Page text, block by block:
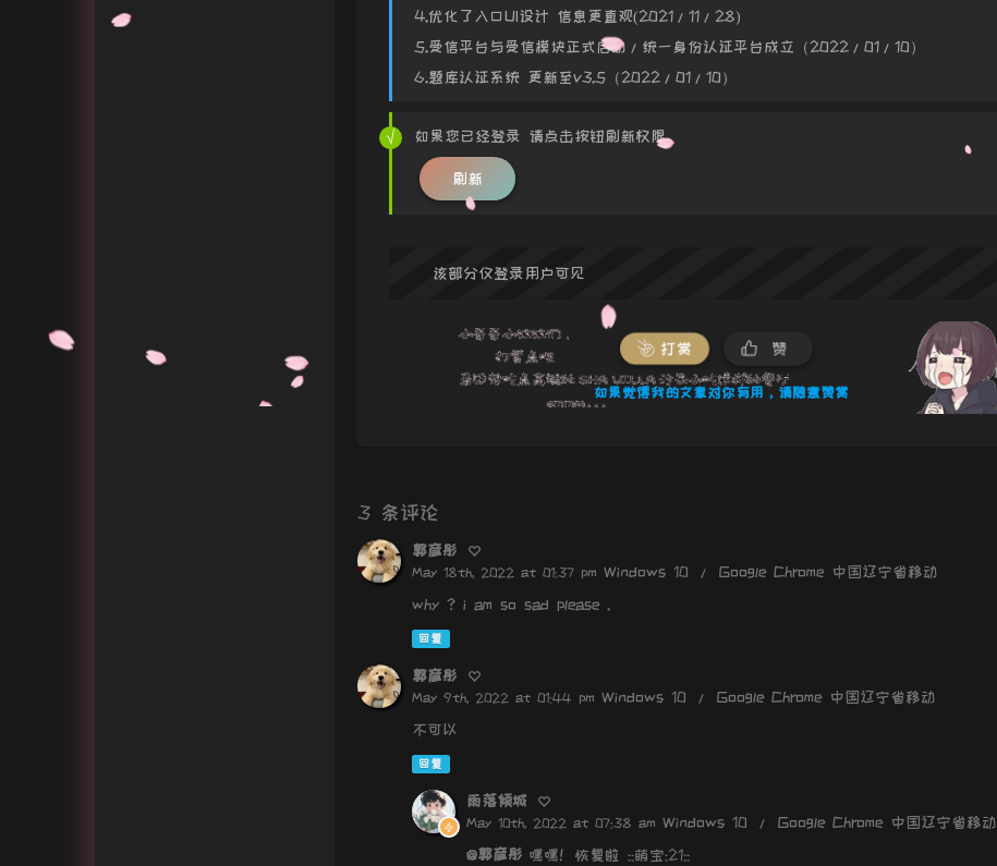
4.优化了入口UI设计 信息更直观(2021/11/28)
5.受信平台与受信模块正式启动/统一身份认证平台成立（2022/01/10）
6.题库认证系统 更新至v3.5（2022/01/10）
如果您已经登录 请点击按钮刷新权限
刷新
该部分仅登录用户可见
打赏 赞
如果觉得我的文章对你有用，请随意赞赏
3 条评论
郭彦彤
May 18th, 2022 at 01:37 pm Windows 10 / Google Chrome 中国辽宁省移动
why ? i am so sad please .
回复
郭彦彤
May 9th, 2022 at 01:44 pm Windows 10 / Google Chrome 中国辽宁省移动
不可以
回复
雨落倾城
May 10th, 2022 at 07:38 am Windows 10 / Google Chrome 中国辽宁省移动
@郭彦彤 嘿嘿！恢复啦 ::萌宝:21::